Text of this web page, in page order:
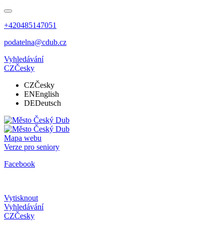
+420485147051
podatelna@cdub.cz
Vyhledávání
CZČesky
CZČesky
ENEnglish
DEDeutsch
Mapa webu
Verze pro seniory
Facebook
Vytisknout
Vyhledávání
CZČesky